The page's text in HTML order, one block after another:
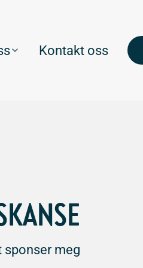
Kontakt oss
sponser meg